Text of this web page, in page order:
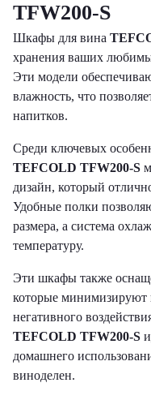
TFW200-S
Шкафы для вина
хранения ваших
Эти модели
влажность, что
напитков.
Среди ключевых
TEFCOLD TFW200-S
дизайн, который
Удобные полки
размера, а система
температуру.
Эти шкафы также
которые
негативного
TEFCOLD TFW200-S
домашнего
виноделен.